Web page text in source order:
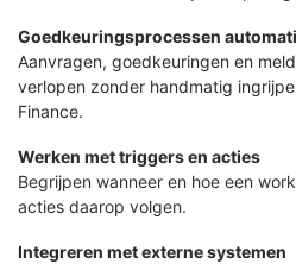
Goedkeuringsprocessen
Aanvragen, goedkeuringen en
verlopen zonder handmatig
Finance.
Werken met triggers en acties
Begrijpen wanneer en hoe een
acties daarop volgen.
Integreren met externe systemen